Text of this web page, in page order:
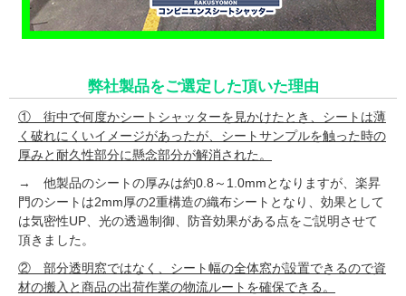
弊社製品をご選定した頂いた理由
① 街中で何度かシートシャッターを見かけたとき、シートは薄
く破れにくいイメージがあったが、シートサンプルを触った時の
厚みと耐久性部分に懸念部分が解消された。
→ 他製品のシートの厚みは約0.8～1.0mmとなりますが、楽昇
門のシートは2mm厚の2重構造の織布シートとなり、効果として
は気密性UP、光の透過制御、防音効果がある点をご説明させて
頂きました。
② 部分透明窓ではなく、シート幅の全体窓が設置できるので資
材の搬入と商品の出荷作業の物流ルートを確保できる。